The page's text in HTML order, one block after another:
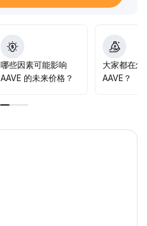
哪些因素可能影响
AAVE 的未来价格？
大家都在怎
AAVE？